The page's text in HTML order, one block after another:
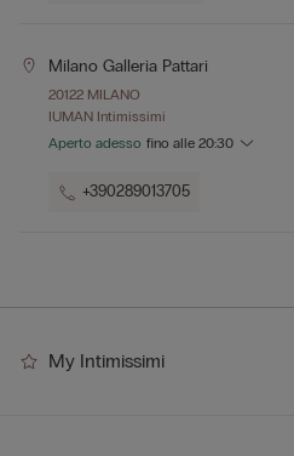
Milano Galleria Pattari
20122 MILANO
IUMAN Intimissimi
Aperto adesso fino alle 20:30
+390289013705
My Intimissimi